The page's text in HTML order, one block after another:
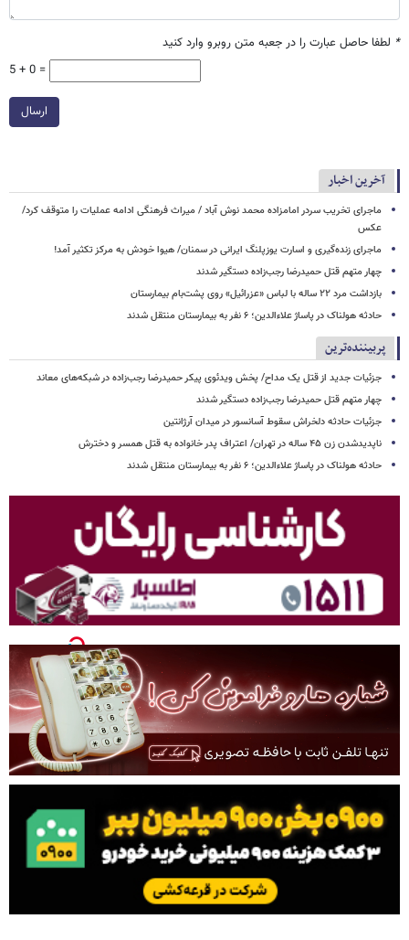
* لطفا حاصل عبارت را در جعبه متن روبرو وارد کنید
5 + 0 =
ارسال
آخرین اخبار
ماجرای تخریب سردر امامزاده محمد نوش ‌آباد / میراث فرهنگی ادامه عملیات را متوقف کرد/
عکس
ماجرای زنده‌گیری و اسارت یوزپلنگ ایرانی در سمنان/ هیوا خودش به مرکز تکثیر آمد!
چهار متهم قتل حمیدرضا رجب‌زاده دستگیر شدند
بازداشت مرد ۲۲ ساله با لباس «عزرائیل» روی پشت‌بام بیمارستان
حادثه هولناک در پاساژ علاءالدین؛ ۶ نفر به بیمارستان منتقل شدند
پربیننده‌ترین
جزئیات جدید از قتل یک مداح/ پخش ویدئوی پیکر حمیدرضا رجب‌زاده در شبکه‌های معاند
چهار متهم قتل حمیدرضا رجب‌زاده دستگیر شدند
جزئیات حادثه دلخراش سقوط آسانسور در میدان آرژانتین
ناپدیدشدن زن ۴۵ ساله در تهران/ اعتراف پدر خانواده به قتل همسر و دخترش
حادثه هولناک در پاساژ علاءالدین؛ ۶ نفر به بیمارستان منتقل شدند